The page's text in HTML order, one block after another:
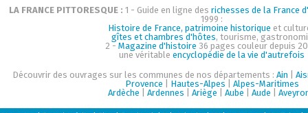
LA FRANCE PITTORESQUE : 1 - Guide en ligne des richesses de la France
1999 :
Histoire de France, patrimoine historique et
gîtes et chambres d'hôtes, tourisme,
2 - Magazine d'histoire 36 pages couleur depuis
une véritable encyclopédie de la vie d'autrefois
Découvrir des ouvrages sur les communes de nos départements : Ain
Provence
Hautes-Alpes
Alpes-Maritimes
Ardèche
Ardennes Ariège Aube Aude